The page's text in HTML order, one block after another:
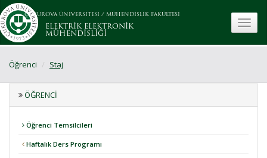
ÇUKUROVA ÜNİVERSİTESİ / MÜHENDİSLİK FAKÜLTESİ
ELEKTRİK ELEKTRONİK
MÜHENDİSLİĞİ
Öğrenci Staj
ÖĞRENCI
Öğrenci Temsilcileri
Haftalık Ders Programı